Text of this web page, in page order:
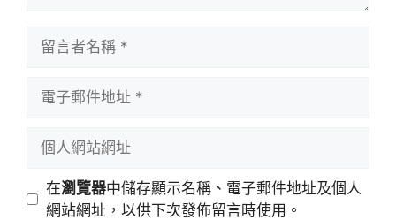
址
站
在瀏覽器中儲存顯示名稱、電子郵件地址及個人
網站網址，以供下次發佈留言時使用。